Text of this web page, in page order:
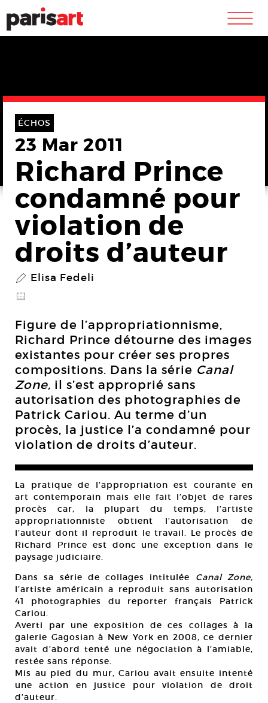
m
ÉCHOS
23 Mar 2011
Richard Prince
condamné pour
violation de
droits d’auteur
P Elisa Fedeli
@
Figure de l’appropriationnisme,
Richard Prince détourne des images
existantes pour créer ses propres
compositions. Dans la série Canal
Zone, il s’est approprié sans
autorisation des photographies de
Patrick Cariou. Au terme d’un
procès, la justice l’a condamné pour
violation de droits d’auteur.
La pratique de l’appropriation est courante en
art contemporain mais elle fait l’objet de rares
procès car, la plupart du temps, l’artiste
appropriationniste obtient l’autorisation de
l’auteur dont il reproduit le travail. Le procès de
Richard Prince est donc une exception dans le
paysage judiciaire.
Dans sa série de collages intitulée Canal Zone,
l’artiste américain a reproduit sans autorisation
41 photographies du reporter français Patrick
Cariou.
Averti par une exposition de ces collages à la
galerie Gagosian à New York en 2008, ce dernier
avait d’abord tenté une négociation à l’amiable,
restée sans réponse.
Mis au pied du mur, Cariou avait ensuite intenté
une action en justice pour violation de droit
d’auteur.